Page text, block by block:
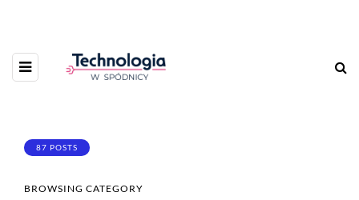
87 POSTS
BROWSING CATEGORY